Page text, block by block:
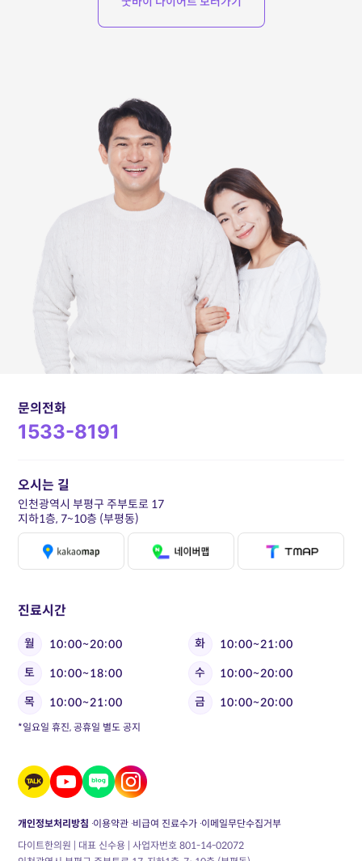
문의전화
1533-8191
진료시간
월 10:00~20:00 화
10:00~21:00
토
10:00~18:00 수
10:00~20:00
목
10:00~21:00 금 10:00~20:00
*일요일 휴진, 공휴일 별도 공지
오시는 길
인천광역시 부평구 주부토로 17
지하1층, 7~10층 (부평동)
개인정보처리방침 이용약관 비급여 진료수가 이메일무단수집거부
다이트한의원 | 대표 신수용 | 사업자번호 801-14-02072